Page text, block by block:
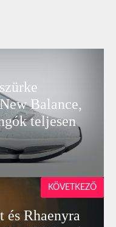
Balance,
teljesen
és Rhaenyra
KÖVETKEZŐ